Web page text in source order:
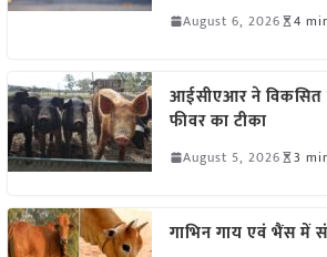
August 6, 2026 4
आईसीएआर ने विकसित
फीवर का टीका
August 5, 2026 3
गाभिन गाय एवं भैंस में